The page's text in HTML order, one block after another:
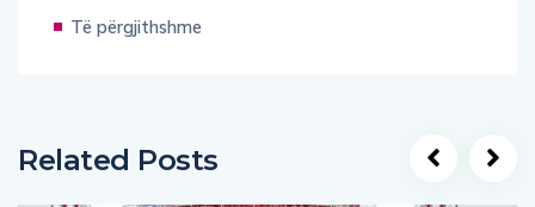
Të përgjithshme
Related Posts